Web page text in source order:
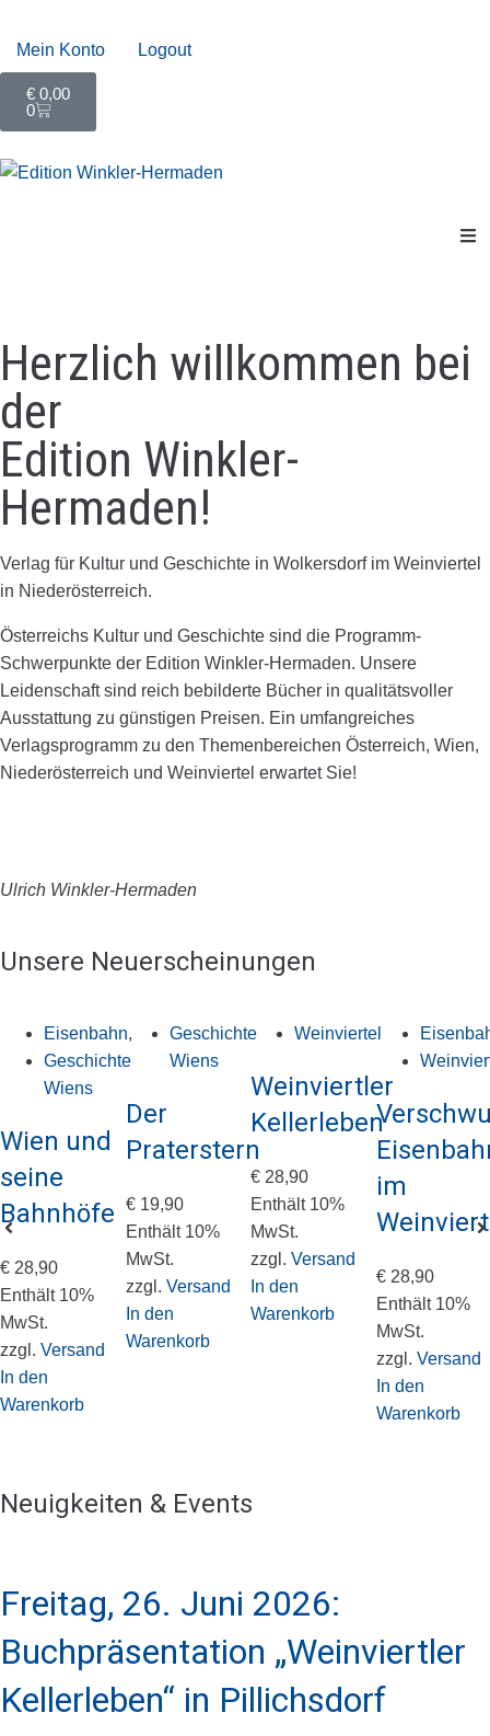
Mein Konto Logout
€ 0,00
0
Herzlich willkommen bei
der
Edition Winkler-
Hermaden!
Verlag für Kultur und Geschichte in Wolkersdorf im Weinviertel
in Niederösterreich.
Österreichs Kultur und Geschichte sind die Programm-
Schwerpunkte der Edition Winkler-Hermaden. Unsere
Leidenschaft sind reich bebilderte Bücher in qualitätsvoller
Ausstattung zu günstigen Preisen. Ein umfangreiches
Verlagsprogramm zu den Themenbereichen Österreich, Wien,
Niederösterreich und Weinviertel erwartet Sie!
Ulrich Winkler-Hermaden
Unsere Neuerscheinungen
Eisenbahn,
Geschichte
Wiens
Wien und
seine
Bahnhöfe
€ 28,90
Enthält 10%
MwSt.
zzgl. Versand
In den
Warenkorb
Geschichte
Wiens
Der
Praterstern
€19,90
Enthält 10%
MwSt.
zzgl. Versand
In den
Warenkorb
Weinviertel
Weinviertler
Kellerleben
€ 28,90
Enthält 10%
MwSt.
zzgl. Versand
In den
Warenkorb
im
€28,90
Enthält 10%
MwSt.
zzgl. Versand
In den
Warenkorb
Neuigkeiten & Events
Freitag, 26. Juni 2026:
Buchpräsentation „Weinviertler
Kellerleben“ in Pillichsdorf